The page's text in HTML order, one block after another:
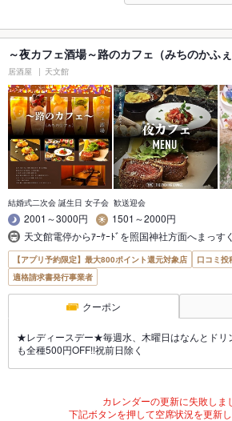
～夜カフェ酒場～路のカフェ（みちのかふぇ
居酒屋 天文館
結婚式二次会 誕生日 女子会 歓送迎会
2001～3000円
1501～2000円
天文館電停からｱｰｹｰﾄﾞを照国神社方面へまっす
【アプリ予約限定】最大800ポイント還元対象店
口コミ投
適格請求書発行事業者
クーポン
★レディースデー★毎週水、木曜日はなんとドリ
も全種500円OFF!!祝前日除く
カレンダーの更新に失敗しま
下記ボタンを押して空席状況を更新し